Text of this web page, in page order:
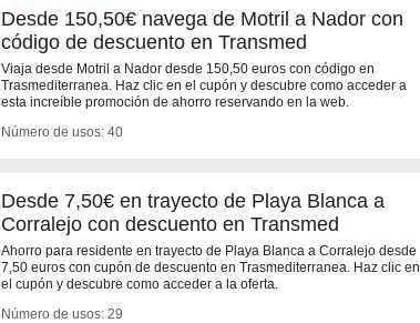
Desde 150,50€ navega de Motril a Nador con
código de descuento en Transmed
Viaja desde Motril a Nador desde 150,50 euros con código en
Trasmediterranea. Haz clic en el cupón y descubre como acceder a
esta increíble promoción de ahorro reservando en la web.
Número de usos: 40
Desde 7,50€ en trayecto de Playa Blanca a
Corralejo con descuento en Transmed
Ahorro para residente en trayecto de Playa Blanca a Corralejo desde
7,50 euros con cupón de descuento en Trasmediterranea. Haz clic en
el cupón y descubre como acceder a la oferta.
Número de usos: 29